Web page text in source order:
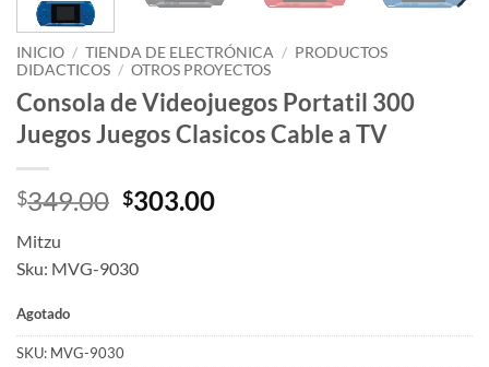
INICIO / TIENDA DE ELECTRÓNICA / PRODUCTOS
DIDACTICOS / OTROS PROYECTOS
Consola de Videojuegos Portatil 300
Juegos Juegos Clasicos Cable a TV
$349.00 Original
$349.00.
$303.00Current
Mitzu
Sku: MVG-9030
Agotado
SKU: MVG-9030